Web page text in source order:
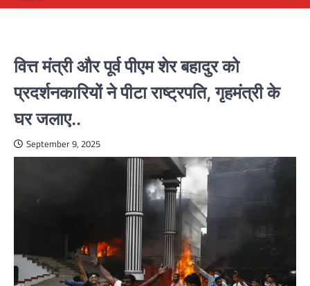
वित्त मंत्री और पूर्व पीएम शेर बहादुर को
प्रदर्शनकारियों ने पीटा राष्ट्रपति, गृहमंत्री के
घर जलाए..
September 9, 2025